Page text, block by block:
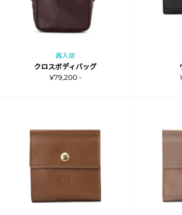
再入荷
クロスボディバッグ
¥79,200 -